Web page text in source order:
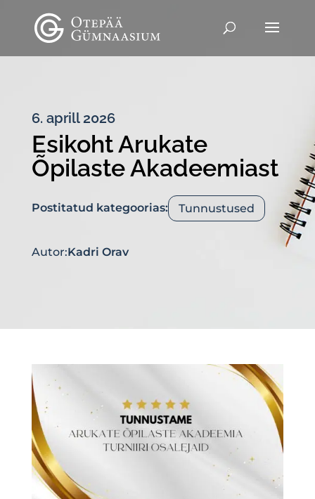
6. aprill 2026
Esikoht Arukate
Õpilaste Akadeemiast
Postitatud kategoorias: Tunnustused
Autor:Kadri Orav